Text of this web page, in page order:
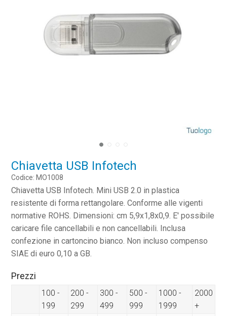
Chiavetta USB Infotech
Codice: MO1008
Chiavetta USB Infotech. Mini USB 2.0 in plastica
resistente di forma rettangolare. Conforme alle vigenti
normative ROHS. Dimensioni: cm 5,9x1,8x0,9. E' possibile
caricare file cancellabili e non cancellabili. Inclusa
confezione in cartoncino bianco. Non incluso compenso
SIAE di euro 0,10 a GB.
Prezzi
100 -
199
200 -
299
300 -
499
500 -
999
1000 -
1999
2000
+